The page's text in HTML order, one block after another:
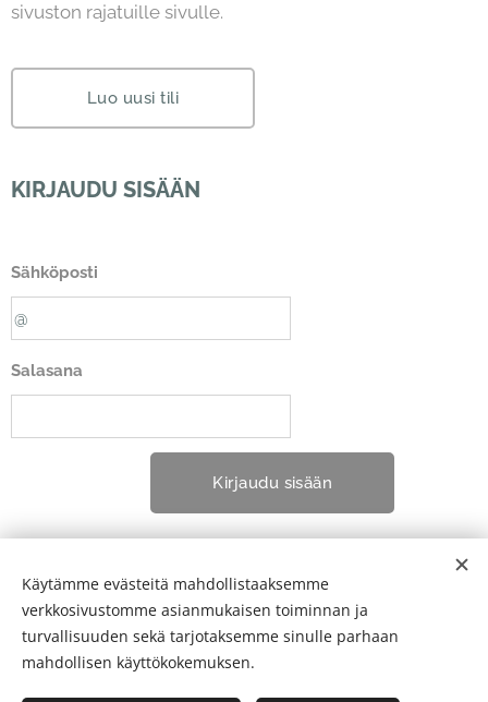
sivuston rajatuille sivulle.
Luo uusi tili
KIRJAUDU SISÄÄN
Sähköposti
Salasana
Kirjaudu sisään
2025 Koirahieroja & eläintenkouluttaja Marianne Kundert |
Käytämme evästeitä mahdollistaaksemme
verkkosivustomme asianmukaisen toiminnan ja
turvallisuuden sekä tarjotaksemme sinulle parhaan
mahdollisen käyttökokemuksen.